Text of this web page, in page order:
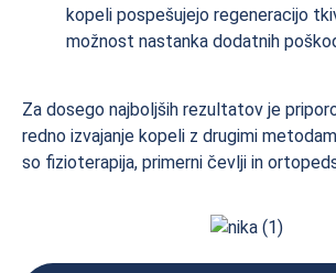
kopeli pospešujejo regeneracijo
možnost nastanka dodatnih
Za dosego najboljših rezultatov je
redno izvajanje kopeli z drugimi
so fizioterapija, primerni čevlji in